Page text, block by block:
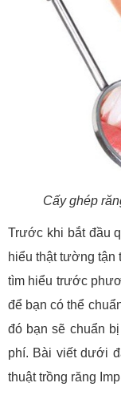
Cấy ghép
Trước khi bắt đầu
hiểu thật tường tận
tìm hiểu trước
để bạn có thể
đó bạn sẽ chuẩn
phí. Bài viết dưới
thuật trồng răng